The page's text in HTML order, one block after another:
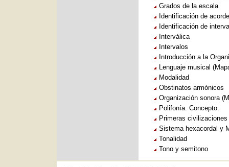
Grados de la escala
Identificación de
Identificación de
Interválica
Intervalos
Introducción a la
Lenguaje musical
Modalidad
Obstinatos armónicos
Organización sonora
Polifonía. Concepto.
Primeras
Sistema hexacordal y
Tonalidad
Tono y semitono